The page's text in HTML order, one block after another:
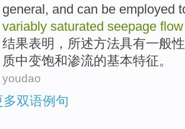
general, and can be employed
variably saturated seepage flow
结果表明 ，所述方法具有一般
质中变饱和渗流的基本特征。
youdao
多双语例句